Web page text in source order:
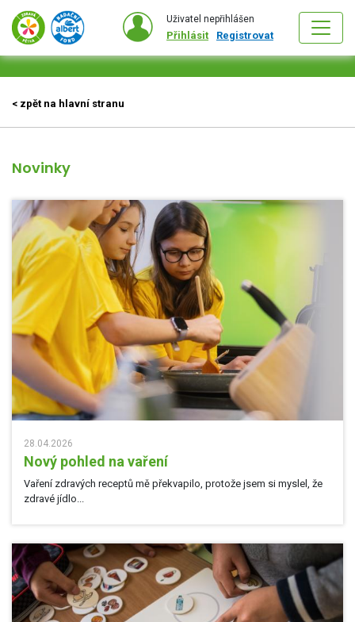
Uživatel nepřihlášen
Přihlásit Registrovat
< zpět na hlavní stranu
Novinky
28.04.2026
Nový pohled na vaření
Vaření zdravých receptů mě překvapilo, protože jsem si myslel, že
zdravé jídlo...